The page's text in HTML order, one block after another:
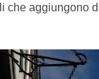
che aggiungono